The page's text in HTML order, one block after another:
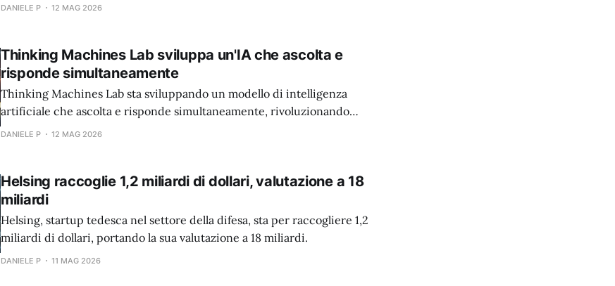
DANIELE P 12 MAG 2026
Thinking Machines Lab sviluppa un'IA che ascolta e
risponde simultaneamente
Thinking Machines Lab sta sviluppando un modello di intelligenza
artificiale che ascolta e risponde simultaneamente, rivoluzionando
l'interazione uomo-macchina.
DANIELE P 12 MAG 2026
Helsing raccoglie 1,2 miliardi di dollari, valutazione a 18
miliardi
Helsing, startup tedesca nel settore della difesa, sta per raccogliere 1,2
miliardi di dollari, portando la sua valutazione a 18 miliardi.
DANIELE P 11 MAG 2026